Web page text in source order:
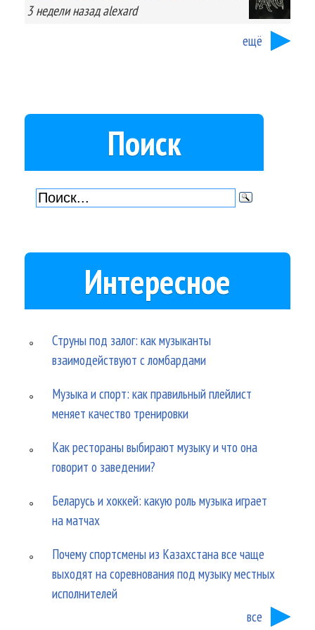
3 неделиназад alexard
ещё
Поиск
Интересное
Струны под залог: как музыканты
взаимодействуют с ломбардами
Музыка и спорт: как правильный плейлист
меняет качество тренировки
Как рестораны выбирают музыку и что она
говорит о заведении?
Беларусь и хоккей: какую роль музыка играет
на матчах
Почему спортсмены из Казахстана все чаще
выходят на соревнования под музыку местных
исполнителей
все